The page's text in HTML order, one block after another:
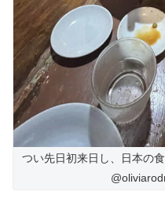
つい先日初来日し、日本の